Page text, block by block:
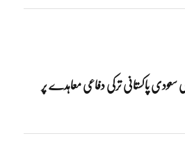
سعودی پاکستانی ترکی دفاعی معاہدے پر